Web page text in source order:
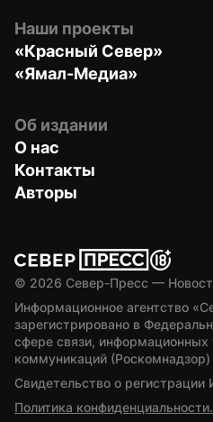
Наши проекты
«Красный Север»
«Ямал-Медиа»
Об издании
О нас
Контакты
Авторы
© 2026 Север-Пресс —
Информационное агентство
зарегистрировано в
сфере связи, информационных
коммуникаций
Свидетельство о
Политика конфиденциальности.